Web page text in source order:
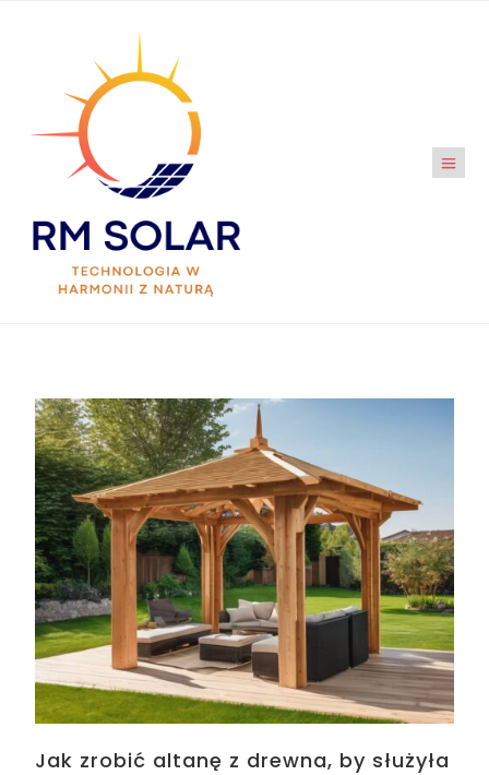
Jak zrobić altanę z drewna, by służyła